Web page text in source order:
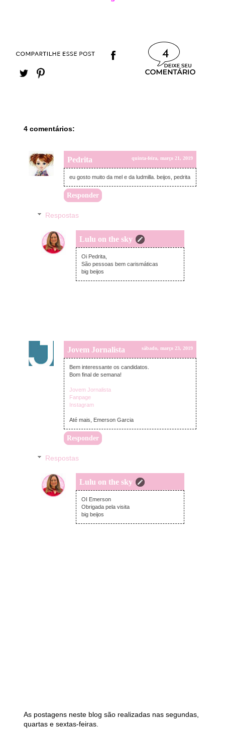
4
4 comentários:
Pedrita quinta-feira, março 21, 2019
eu gosto muito da mel e da ludmilla. beijos, pedrita
Responder
Respostas
Lulu on the sky
terça-feira, março 26, 2019
Oi Pedrita,
São pessoas bem carismáticas
big beijos
Jovem Jornalista sábado, março 23, 2019
Bem interessante os candidatos.
Bom final de semana!
Jovem Jornalista
Fanpage
Instagram
Até mais, Emerson Garcia
Responder
Respostas
Lulu on the sky
terça-feira, março 26, 2019
OI Emerson
Obrigada pela visita
big beijos
As postagens neste blog são realizadas nas segundas,
quartas e sextas-feiras.